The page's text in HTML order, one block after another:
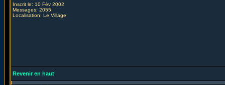
Inscrit le: 10 Fév 2002
Messages: 2055
Localisation: Le Village
Revenir en haut